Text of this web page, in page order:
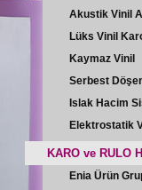
Akustik Vinil
Lüks Vinil
Kaymaz Vinil
Serbest
Islak Hacim
Elektrostatik
KARO ve RULO
Enia Ürün